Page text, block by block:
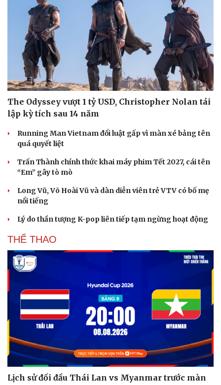
The Odyssey vượt 1 tỷ USD, Christopher Nolan tái
lập kỳ tích sau 14 năm
Running Man Vietnam đổi luật gấp vì màn xé bảng tên
quá quyết liệt
Trấn Thành chính thức khai máy phim Tết 2027, cái tên
“Em” gây tò mò
Long Vũ, Võ Hoài Vũ và dàn diễn viên trẻ VTV có bố mẹ
nổi tiếng
Lý do thần tượng K-pop liên tiếp tạm ngừng hoạt động
THỂ THAO
Lịch sử đối đầu Thái Lan vs Myanmar trước màn